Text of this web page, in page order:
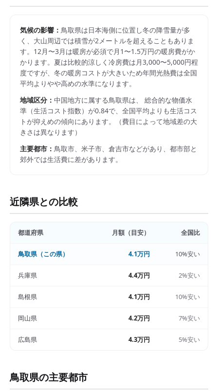
気候の影響： 鳥取県は日本海側に位置し冬の降雪量が多
く、大山周辺では積雪が2メートルを超えることもありま
す。12月〜3月は暖房が必須で月1〜1.5万円の暖房費がか
かります。夏は比較的涼しく冷房費は月3,000〜5,000円程
度ですが、冬の暖房コストが大きいため年間光熱費は全国
平均よりやや高めの水準になります。
地域区分： 中国地方に属する鳥取県は、 総合的な物価水
準（生活コスト指数）が0.84で、 全国平均よりも生活コス
トが抑えめの傾向にあります。
（費目によって地域差の大
きさは異なります）
主要都市： 鳥取市、米子市、倉吉市などがあり、都市部と
郊外では生活費に差があります。
近隣県との比較
都道府県 月額（目安） 全国比
鳥取県（この県） 4.1万円 10%安い
兵庫県 4.4万円 2%安い
島根県 4.1万円 10%安い
岡山県 4.2万円 7%安い
広島県 4.3万円 5%安い
鳥取県の主要都市